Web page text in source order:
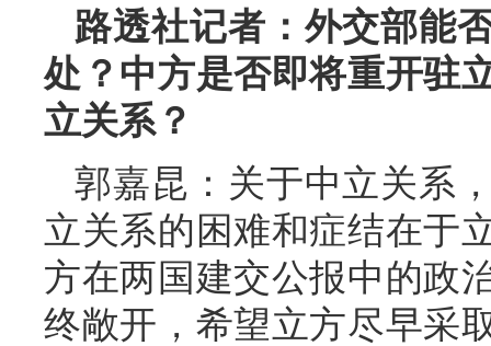
路透社记者：外交部能
处？中方是否即将重开驻
立关系？
郭嘉昆：关于中立关系
立关系的困难和症结在于
方在两国建交公报中的政
终敞开，希望立方尽早采